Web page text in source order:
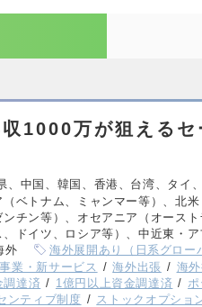
1000万が狙えるセ
、中国、韓国、香港、台湾、タイ
ベトナム、ミャンマー等）、北
チン等）、オセアニア（オース
ドイツ、ロシア等）、中近東・
外
海外展開あり（日系グロー
業・新サービス 海外出張 海
調達済 1億円以上資金調達済
ンティブ制度 ストックオプショ